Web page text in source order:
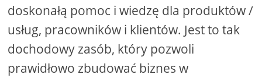
doskonałą pomoc i wiedzę dla produktów /
usług, pracowników i klientów. Jest to tak
dochodowy zasób, który pozwoli
prawidłowo zbudować biznes w